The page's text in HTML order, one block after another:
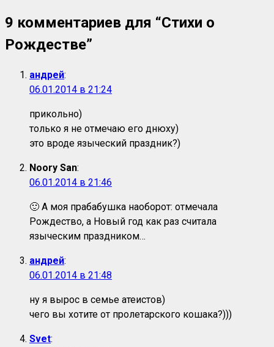
9 комментариев для “Стихи о
Рождестве”
андрей:
06.01.2014 в 21:24
прикольно)
только я не отмечаю его днюху)
это вроде языческий праздник?)
Noory San:
06.01.2014 в 21:46
🙂 А моя прабабушка наоборот: отмечала
Рождество, а Новый год как раз считала
языческим праздником…
андрей:
06.01.2014 в 21:48
ну я вырос в семье атеистов)
чего вы хотите от пролетарского кошака?)))
Svet: